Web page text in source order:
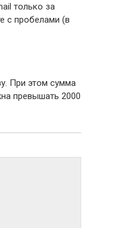
только за
с пробелами (в
При этом сумма
превышать 2000